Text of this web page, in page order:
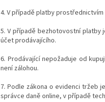
4. V případě platby
5. V případě bezhotovostní platby
účet prodávajícího.
6. Prodávající nepožaduje od
není zálohou.
7. Podle zákona o evidenci tržeb
správce daně online, v případě